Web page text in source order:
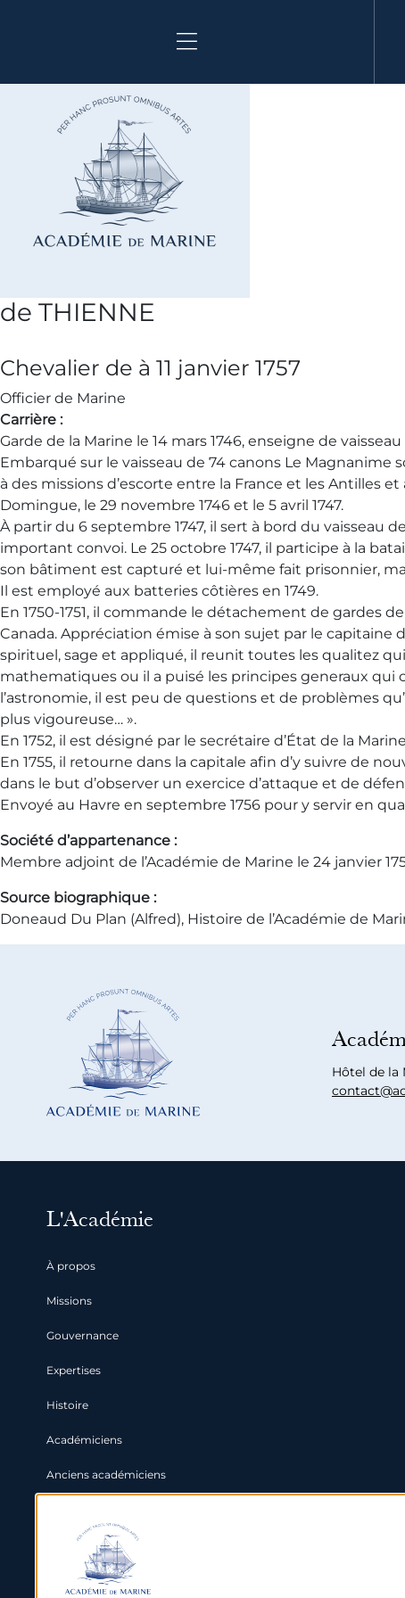
de THIENNE
Chevalier de à 11 janvier 1757
Officier de Marine
Carrière :
Garde de la Marine le 14 mars 1746, enseigne de
Embarqué sur le vaisseau de 74 canons Le Magnanime
à des missions d’escorte entre la France et les Antilles
Domingue, le 29 novembre 1746 et le 5 avril 1747.
À partir du 6 septembre 1747, il sert à bord du vaisseau
important convoi. Le 25 octobre 1747, il participe à la
son bâtiment est capturé et lui-même fait prisonnier,
Il est employé aux batteries côtières en 1749.
En 1750-1751, il commande le détachement de gardes
Canada. Appréciation émise à son sujet par le capitaine
spirituel, sage et appliqué, il reunit toutes les qualitez
mathematiques ou il a puisé les principes generaux
l’astronomie, il est peu de questions et de problèmes
plus vigoureuse… ».
En 1752, il est désigné par le secrétaire d’État de la
En 1755, il retourne dans la capitale afin d’y suivre de
dans le but d’observer un exercice d’attaque et de
Envoyé au Havre en septembre 1756 pour y servir en
Société d’appartenance :
Membre adjoint de l’Académie de Marine le 24 janvier
Source biographique :
Doneaud Du Plan (Alfred), Histoire de l’Académie de
Hôtel de la
L'Académie
À propos
Missions
Gouvernance
Expertises
Histoire
Académiciens
Anciens académiciens
Grands enjeux maritimes
International